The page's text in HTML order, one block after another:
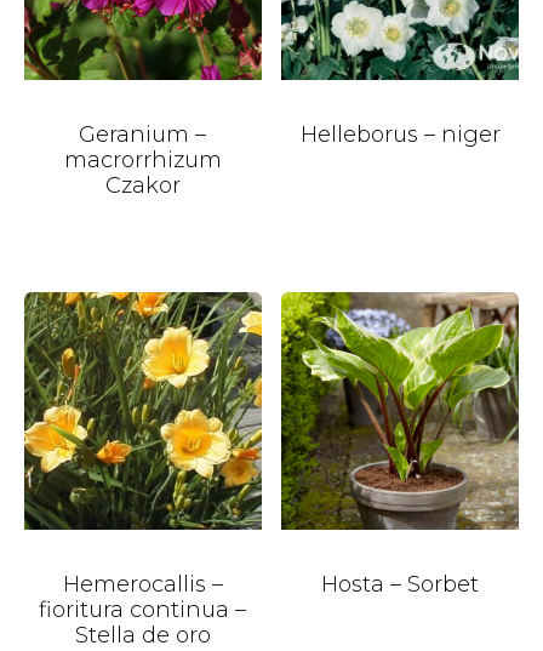
Geranium –
macrorrhizum
Czakor
Helleborus – niger
Hemerocallis –
fioritura continua –
Stella de oro
Hosta – Sorbet